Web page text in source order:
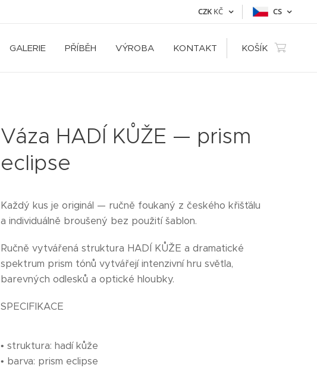
CZK KČ CS
GALERIE PŘÍBĚH VÝROBA KONTAKT KOŠÍK
Váza HADÍ KŮŽE — prism
eclipse
Každý kus je originál — ručně foukaný z českého křišťálu
a individuálně broušený bez použití šablon.
Ručně vytvářená struktura HADÍ KŮŽE a dramatické
spektrum prism tónů vytvářejí intenzivní hru světla,
barevných odlesků a optické hloubky.
SPECIFIKACE
• struktura: hadí kůže
• barva: prism eclipse